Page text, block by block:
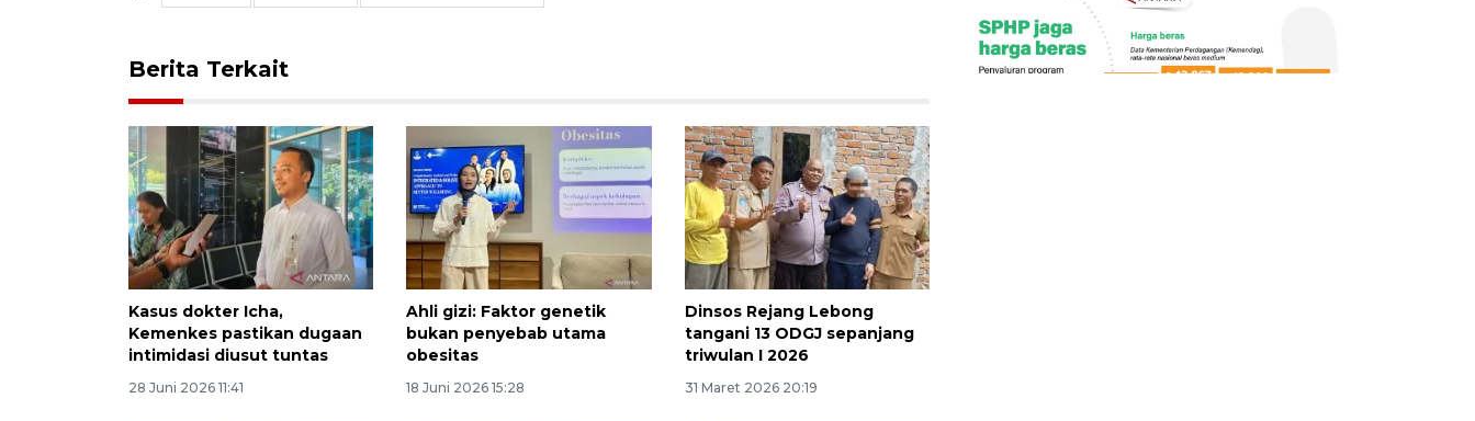
Berita Terkait
Kasus dokter Icha,
Kemenkes pastikan dugaan
intimidasi diusut tuntas
28 Juni 2026 11:41
Ahli gizi: Faktor genetik
bukan penyebab utama
obesitas
18 Juni 2026 15:28
Dinsos Rejang Lebong
tangani 13 ODGJ sepanjang
triwulan I 2026
31 Maret 2026 20:19